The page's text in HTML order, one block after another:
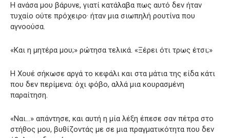
Η ανάσα μου βάρυνε, γιατί κατάλαβα πως αυτό δεν ήταν
τυχαίο ούτε πρόχειρο· ήταν μια σιωπηλή ρουτίνα που
αγνοούσα.
«Και η μητέρα μου;» ρώτησα τελικά. «Ξέρει ότι τρως έτσι;»
Η Χουέ σήκωσε αργά το κεφάλι και στα μάτια της είδα κάτι
που δεν περίμενα: όχι φόβο, αλλά μια κουρασμένη
παραίτηση.
«Ναι…» απάντησε, και αυτή η μία λέξη έπεσε σαν πέτρα στο
στήθος μου, βυθίζοντάς με σε μια πραγματικότητα που δεν